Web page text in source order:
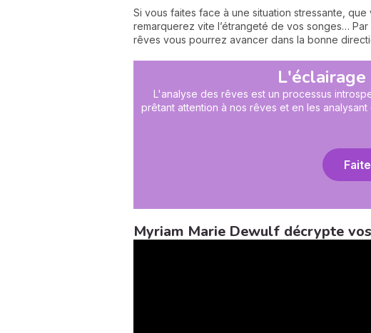
Si vous faites face à une situation stressante,
remarquerez vite l’étrangeté de vos songes…
rêves vous pourrez avancer dans la bonne
L'analyse des rêves est un processus
prêtant attention à nos rêves et en les
Myriam Marie Dewulf décrypte